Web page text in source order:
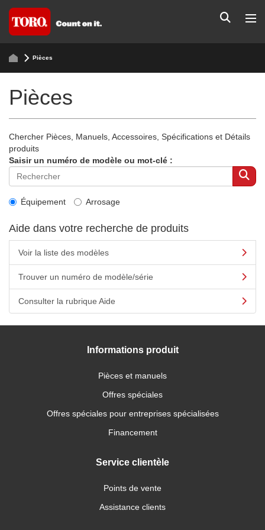
Pièces
Pièces
Chercher Pièces, Manuels, Accessoires, Spécifications et Détails
produits
Saisir un numéro de modèle ou mot-clé :
Équipement Arrosage
Aide dans votre recherche de produits
Voir la liste des modèles
Trouver un numéro de modèle/série
Consulter la rubrique Aide
Informations produit
Pièces et manuels
Offres spéciales
Offres spéciales pour entreprises spécialisées
Financement
Service clientèle
Points de vente
Assistance clients